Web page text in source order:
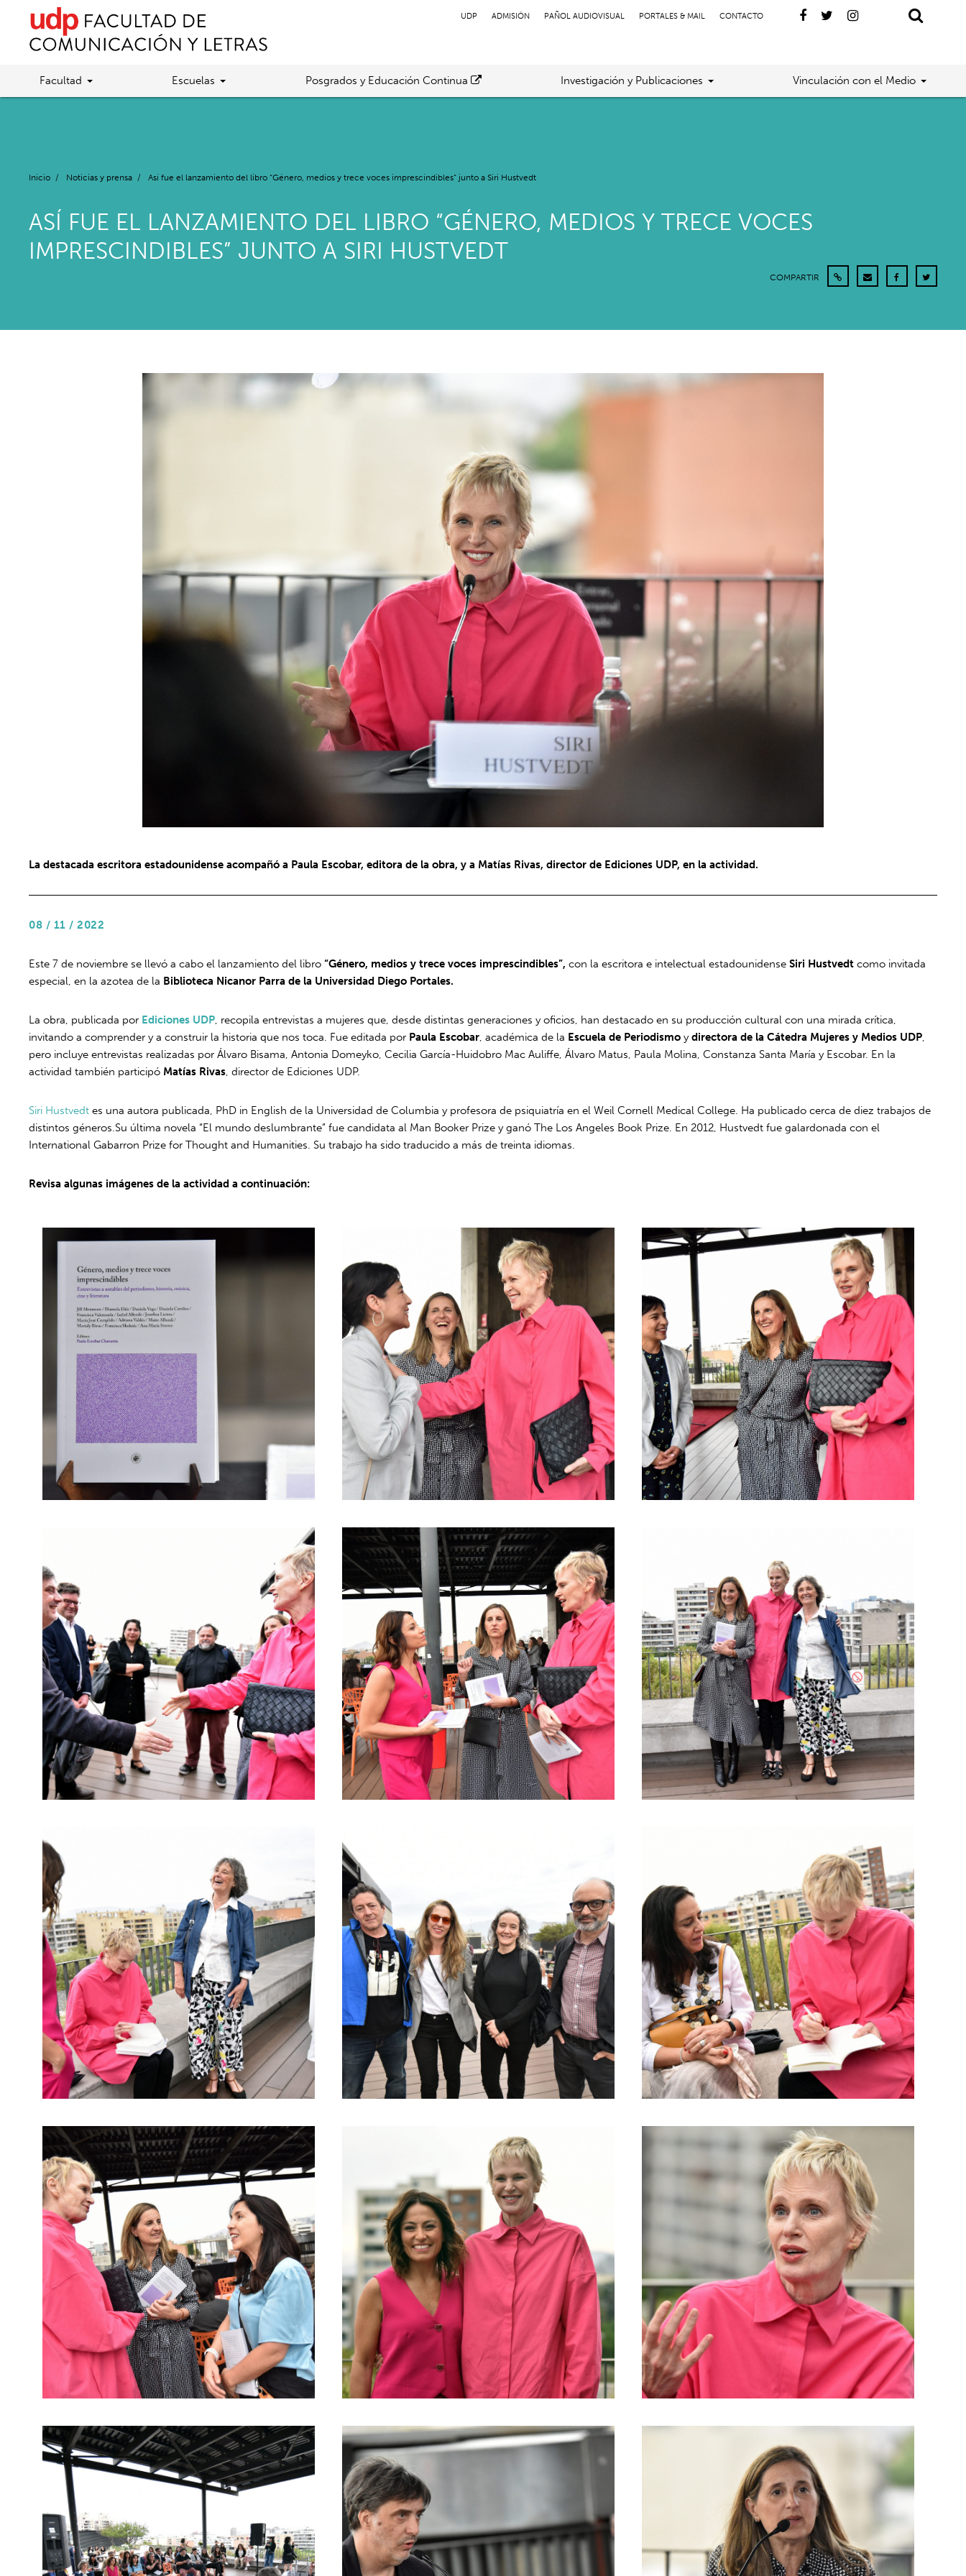
UDP ADMISIÓN PAÑOL AUDIOVISUAL PORTALES & MAIL CONTACTO
Facultad Escuelas Posgrados y Educación Continua Investigación y Publicaciones Vinculación con el Medio
Inicio / Noticias y prensa / Así fue el lanzamiento del libro “Género, medios y trece voces imprescindibles” junto a Siri Hustvedt
ASÍ FUE EL LANZAMIENTO DEL LIBRO “GÉNERO, MEDIOS Y TRECE VOCES
IMPRESCINDIBLES” JUNTO A SIRI HUSTVEDT
COMPARTIR
La destacada escritora estadounidense acompañó a Paula Escobar, editora de la obra, y a Matías Rivas, director de Ediciones UDP, en la actividad.
08 / 11 / 2022
Este 7 de noviembre se llevó a cabo el lanzamiento del libro“Género, medios y trece voces imprescindibles”, con la escritora e intelectual estadounidenseSiri Hustvedt como invitada
especial, en la azotea de la Biblioteca Nicanor Parra de la Universidad Diego Portales.
La obra, publicada por Ediciones UDP, recopila entrevistas a mujeres que, desde distintas generaciones y oficios, han destacado en su producción cultural con una mirada crítica,
invitando a comprender y a construir la historia que nos toca. Fue editada por Paula Escobar, académica de la Escuela de Periodismo ydirectora de la Cátedra Mujeres y Medios UDP,
pero incluye entrevistas realizadas por Álvaro Bisama, Antonia Domeyko, Cecilia García-Huidobro Mac Auliffe, Álvaro Matus, Paula Molina, Constanza Santa María y Escobar. En la
actividad también participó Matías Rivas, director de Ediciones UDP.
Siri Hustvedt es una autora publicada, PhD in English de la Universidad de Columbia y profesora de psiquiatría en el Weil Cornell Medical College. Ha publicado cerca de diez trabajos de
distintos géneros.Su última novela “El mundo deslumbrante” fue candidata al Man Booker Prize y ganó The Los Angeles Book Prize. En 2012, Hustvedt fue galardonada con el
International Gabarron Prize for Thought and Humanities. Su trabajo ha sido traducido a más de treinta idiomas.
Revisa algunas imágenes de la actividad a continuación: